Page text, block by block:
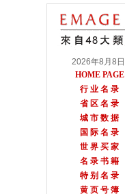
2026年8月8日
HOME PAGE
行 业 名 录
省 区 名 录
城 市 数 据
国 际 名 录
世 界 买 家
名 录 书 籍
特 别 名 录
黄 页 号 簿